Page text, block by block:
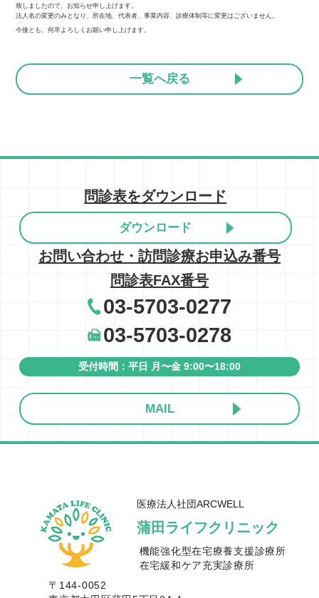
致しましたので、お知らせ申し上げます。
法人名の変更のみとなり、所在地、代表者、事業内容、診療体制等に変更はございません。
今後とも、何卒よろしくお願い申し上げます。
一覧へ戻る
問診表をダウンロード
ダウンロード
お問い合わせ・訪問診療お申込み番号
問診表FAX番号
03-5703-0277
03-5703-0278
受付時間：平⽇ ⽉〜⾦ 9:00〜18:00
MAIL
医療法人社団ARCWELL
蒲田ライフクリニック
機能強化型在宅療養支援診療所
在宅緩和ケア充実診療所
〒144-0052